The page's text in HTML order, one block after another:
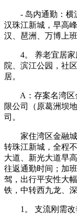
- 岛内通勤：横沥
汉珠江新城，早高
汉、琶洲、万博上
4。 养老宜居家
院、滨江公园，社
居。
A：存案名湾区
限公司（原葛洲坝
司。
家住湾区金融城
转珠江新城，全程
大道、新光大道早
往返通勤时间；加
驾，出行平安性大
铁，中转西九龙、
1。 支流刚需改